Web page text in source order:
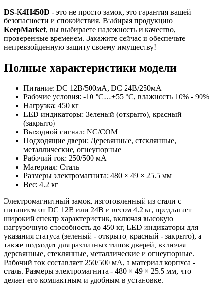
DS-K4H450D - это не просто замок, это гарантия вашей
безопасности и спокойствия. Выбирая продукцию
KeepMarket, вы выбираете надежность и качество,
проверенные временем. Закажите сейчас и обеспечьте
непревзойденную защиту своему имуществу!
Полные характеристики модели
Питание: DC 12В/500мА, DC 24В/250мА
Рабочие условия: -10 °C…+55 °C, влажность 10% - 90%
Нагрузка: 450 кг
LED индикаторы: Зеленый (открыто), красный
(закрыто)
Выходной сигнал: NC/COM
Подходящие двери: Деревянные, стеклянные,
металлические, огнеупорные
Рабочий ток: 250/500 мА
Материал: Сталь
Размеры электромагнита: 480 × 49 × 25.5 мм
Вес: 4.2 кг
Электромагнитный замок, изготовленный из стали с
питанием от DC 12В или 24В и весом 4.2 кг, предлагает
широкий спектр характеристик, включая высокую
нагрузочную способность до 450 кг, LED индикаторы для
указания статуса (зеленый - открыто, красный - закрыто), а
также подходит для различных типов дверей, включая
деревянные, стеклянные, металлические и огнеупорные.
Рабочий ток составляет 250/500 мА, а материал корпуса -
сталь. Размеры электромагнита - 480 × 49 × 25.5 мм, что
делает его компактным и удобным в установке.